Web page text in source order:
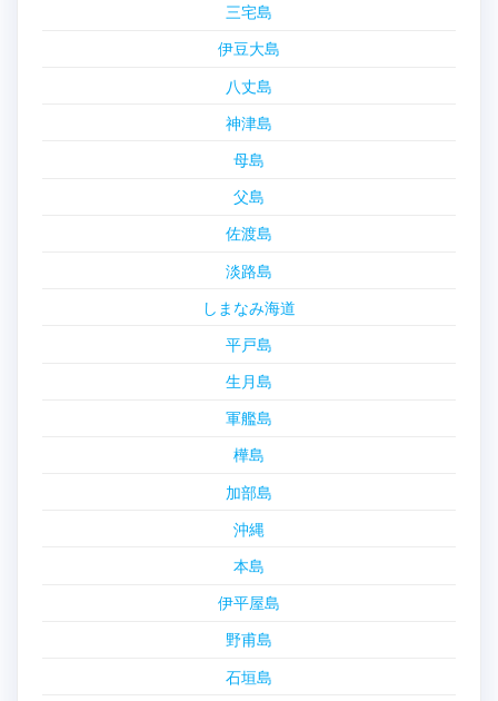
三宅島
伊豆大島
八丈島
神津島
母島
父島
佐渡島
淡路島
しまなみ海道
平戸島
生月島
軍艦島
樺島
加部島
沖縄
本島
伊平屋島
野甫島
石垣島